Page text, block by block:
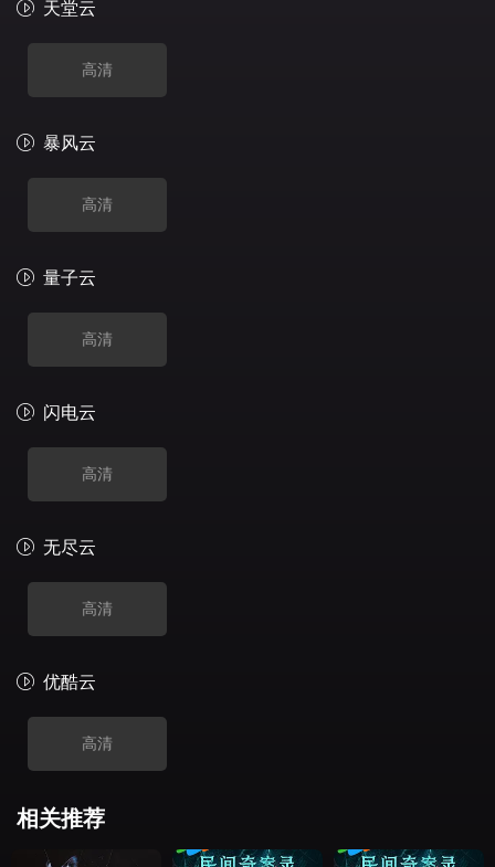
天堂云
高清
暴风云
高清
量子云
高清
闪电云
高清
无尽云
高清
优酷云
高清
相关推荐